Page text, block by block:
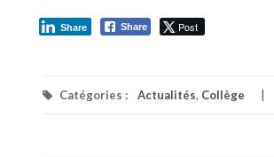
Share Post
Share
Catégories : Actualités, Collège